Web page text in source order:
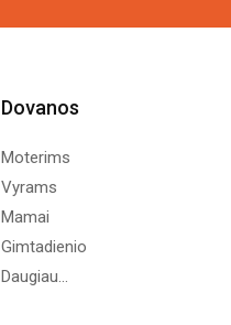
Dovanos
Moterims
Vyrams
Mamai
Gimtadienio
Daugiau...